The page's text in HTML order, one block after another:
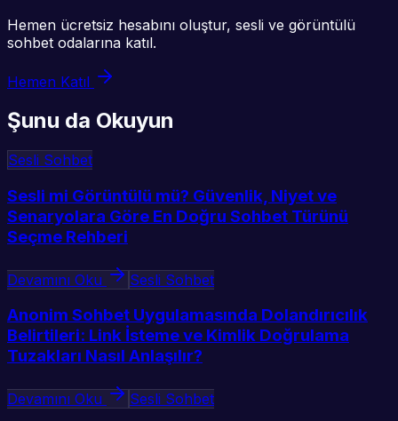
Hemen ücretsiz hesabını oluştur, sesli ve görüntülü
sohbet odalarına katıl.
Hemen Katıl
Şunu da Okuyun
Sesli Sohbet
Sesli mi Görüntülü mü? Güvenlik, Niyet ve
Senaryolara Göre En Doğru Sohbet Türünü
Seçme Rehberi
Devamını Oku Sesli Sohbet
Anonim Sohbet Uygulamasında Dolandırıcılık
Belirtileri: Link İsteme ve Kimlik Doğrulama
Tuzakları Nasıl Anlaşılır?
Devamını Oku Sesli Sohbet